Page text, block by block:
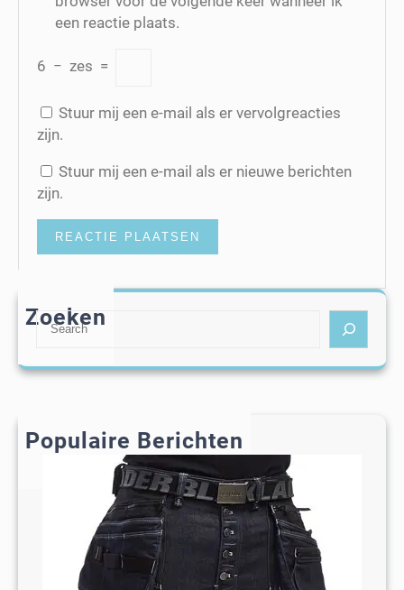
een reactie plaats.
6 − zes =
Stuur mij een e-mail als er vervolgreacties
zijn.
Stuur mij een e-mail als er nieuwe berichten
zijn.
Zoeken
S
a
h
Populaire Berichten